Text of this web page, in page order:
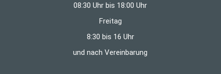
08:30 Uhr bis 18:00 Uhr
Freitag
8:30 bis 16 Uhr
und nach Vereinbarung